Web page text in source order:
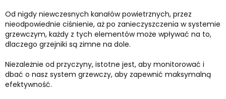
Od nigdy niewczesnych kanałów powietrznych, przez
nieodpowiednie ciśnienie, aż po zanieczyszczenia w systemie
grzewczym, każdy z tych elementów może wpływać na to,
dlaczego grzejniki są zimne na dole.
Niezależnie od przyczyny, istotne jest, aby monitorować i
dbać o nasz system grzewczy, aby zapewnić maksymalną
efektywność.